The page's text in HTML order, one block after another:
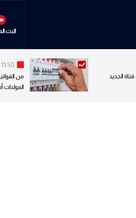
البث
الجديد
11:50
من
المولدات